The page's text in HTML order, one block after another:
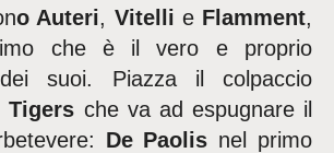
o Auteri, Vitelli e Flamment,
che è il vero e proprio
suoi. Piazza il colpaccio
Tigers che va ad espugnare il
De Paolis nel primo